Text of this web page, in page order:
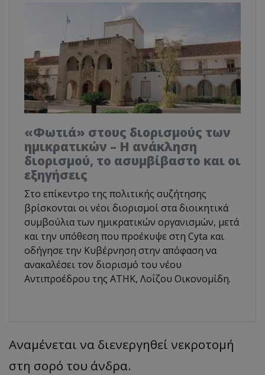
«Φωτιά» στους διορισμούς των
ημικρατικών – Η ανάκληση
διορισμού, το ασυμβίβαστο και οι
εξηγήσεις
Στο επίκεντρο της πολιτικής συζήτησης
βρίσκονται οι νέοι διορισμοί στα διοικητικά
συμβούλια των ημικρατικών οργανισμών, μετά
και την υπόθεση που προέκυψε στη Cyta και
οδήγησε την Κυβέρνηση στην απόφαση να
ανακαλέσει τον διορισμό του νέου
Αντιπροέδρου της ΑΤΗΚ, Λοΐζου Οικονομίδη.
Αναμένεται να διενεργηθεί νεκροτομή
στη σορό του άνδρα.